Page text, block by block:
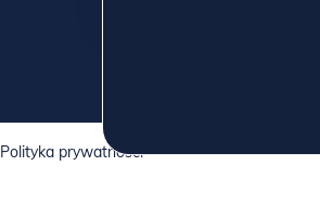
Polityka prywatności